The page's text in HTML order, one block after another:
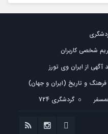
شخصی کاربران
آگهی از ایران وی تورز
فرهنگ و تاریخ (ایران و جهان)
گردشگری 724